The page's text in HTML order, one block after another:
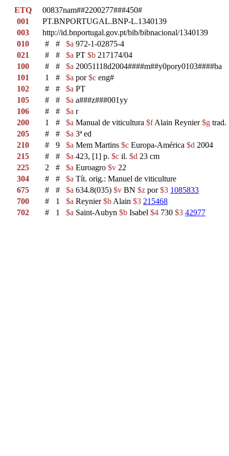
ETQ
00837nam##2200277###450#
001
PT.BNPORTUGAL.BNP-L.1340139
003
http://id.bnportugal.gov.pt/bib/bibnacional/1340139
010
# # $a 972-1-02875-4
021
# # $a PT $b 217174/04
100
# # $a 20051118d2004####m##y0pory0103####ba
101
1 # $a por$c eng#
102
# # $a PT
105
# # $a a###z###001yy
106
# # $a r
200
1 # $a Manual de viticultura $fAlain Reynier$g trad.
205
# # $a 3ª ed
210
# 9 $a Mem Martins $c Europa-América $d 2004
215
# # $a 423, [1] p. $c il. $d 23 cm
225
2 # $a Euroagro $v 22
304
# # $a Tít. orig.: Manuel de viticulture
675
# # $a 634.8(035) $v BN $z por$3 1085833
700
# 1 $a Reynier$b Alain $3 215468
702
# 1 $a Saint-Aubyn $b Isabel $4 730 $3 42977